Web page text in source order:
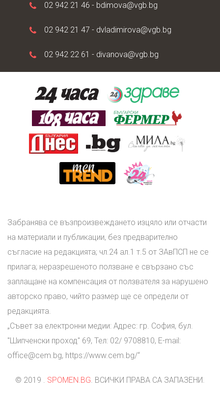
02 942 21 46 - bdimova@vgb.bg
02 942 21 47 - dvladimirova@vgb.bg
02 942 22 61 - divanova@vgb.bg
Забранява се възпроизвеждането изцяло или отчасти
на материали и публикации, без предварително
съгласие на редакцията; чл.24 ал.1 т.5 от ЗАвПСП не се
прилага; неразрешеното ползване е свързано със
заплащане на компенсация от ползвателя за нарушено
авторско право, чийто размер ще се определи от
редакцията.
„Съвет за електронни медии: Адрес: гр. София, бул.
"Шипченски проход" 69, Тел: 02/ 9708810, E-mail:
office@cem.bg, https://www.cem.bg/“
© 2019 . SPOMEN.BG. ВСИЧКИ ПРАВА СА ЗАПАЗЕНИ.